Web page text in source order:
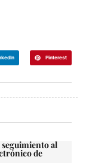
Pinterest
seguimiento al
de